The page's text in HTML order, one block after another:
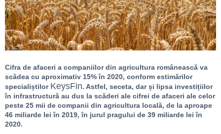
Cifra de afaceri a companiilor din agricultura românească va
scădea cu aproximativ 15% în 2020, conform estimărilor
specialiștilor KeysFin. Astfel, seceta, dar și lipsa investițiilor
în infrastructură au dus la scăderi ale cifrei de afaceri ale celor
peste 25 mii de companii din agricultura locală, de la aproape
46 miliarde lei în 2019, în jurul pragului de 39 miliarde lei în
2020.